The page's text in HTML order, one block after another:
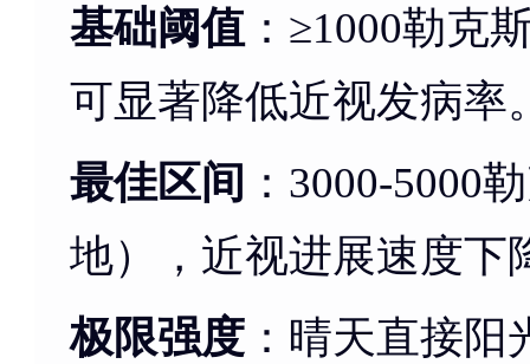
基础阈值 ：≥1000勒克
可显著降低近视发病率
最佳区间 ：3000-5000
地），近视进展速度下
极限强度 ：晴天直接